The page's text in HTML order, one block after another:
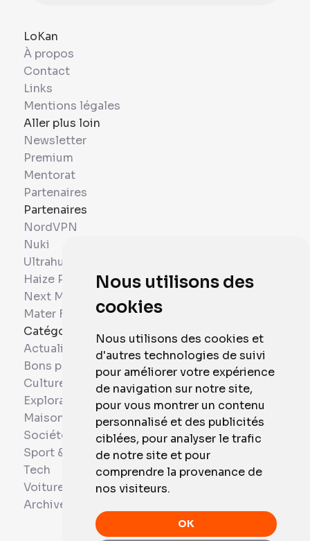
Nous utilisons des
cookies
Nous utilisons des cookies et
d'autres technologies de suivi
pour améliorer votre expérience
de navigation sur notre site,
pour vous montrer un contenu
personnalisé et des publicités
ciblées, pour analyser le trafic
de notre site et pour
comprendre la provenance de
nos visiteurs.
OK
LoKan
À propos
Contact
Links
Mentions légales
Aller plus loin
Newsletter
Premium
Mentorat
Partenaires
Partenaires
NordVPN
Nuki
Ultrahuman
Haize Project
Next Mobiles
Mater France
Catégories
Actualités
Bons plans
Culture
Exploration
Maison et Domotique
Société
Sport & Santé
Tech
Voitures
Archives